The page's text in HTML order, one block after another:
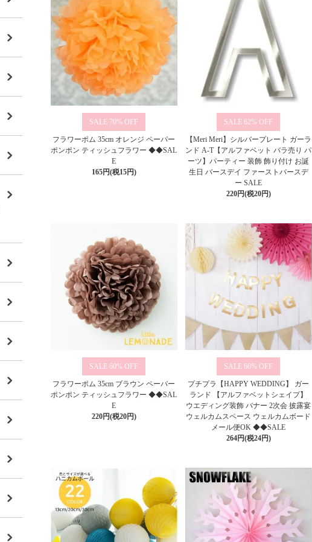
70%
フラワーポム 35cm オレンジ ペーパー
ポンポン ティッシュフラワー ◆◆SAL
E
165円(税15円)
62%
【Meri Meri】シルバープレート ガーラ
ンド A-T【アルファベット バラ売り パ
ーツ】パーティー 装飾 飾り付け お誕
生日 バースデイ ファーストバースデ
ー SALE
220円(税20円)
60%
フラワーポム 35cm ブラウン ペーパー
ポンポン ティッシュフラワー ◆◆SAL
E
220円(税20円)
60%
プチプラ【HAPPY WEDDING】 ガー
ランド 【アルファベットシェイプ】
ウエディング装飾 バナー 2次会 披露宴
ウェルカムスペース ウェルカムボード
メール便OK ◆◆SALE
264円(税24円)